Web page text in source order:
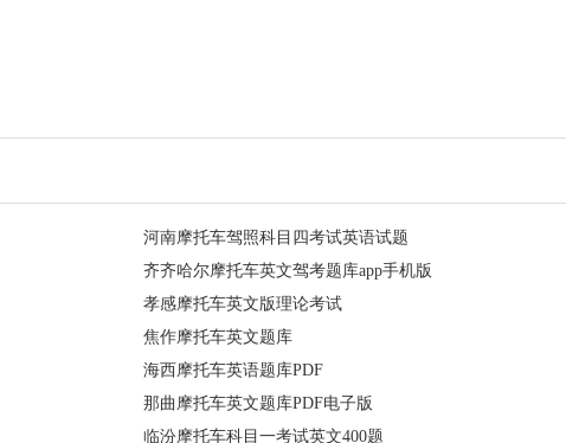
河南摩托车驾照科目四考试英语试题
齐齐哈尔摩托车英文驾考题库app手机版
孝感摩托车英文版理论考试
焦作摩托车英文题库
海西摩托车英语题库PDF
那曲摩托车英文题库PDF电子版
临汾摩托车科目一考试英文400题